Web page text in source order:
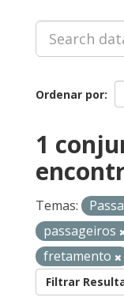
Ordenar por
1
Temas:
passageiros
fretamento
Filtrar